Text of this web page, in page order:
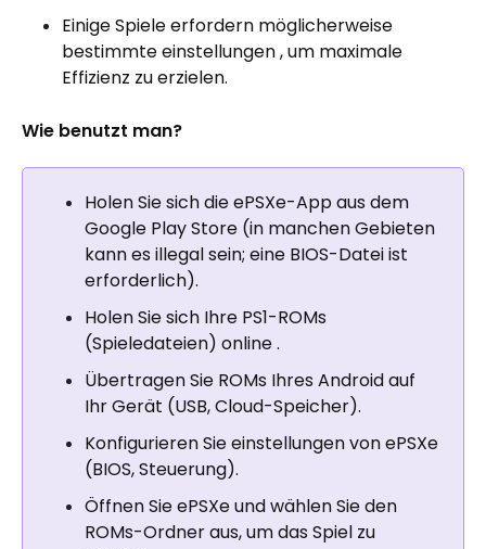
Einige Spiele erfordern möglicherweise
bestimmte einstellungen , um maximale
Effizienz zu erzielen.
Wie benutzt man?
Holen Sie sich die ePSXe-App aus dem
Google Play Store (in manchen Gebieten
kann es illegal sein; eine BIOS-Datei ist
erforderlich).
Holen Sie sich Ihre PS1-ROMs
(Spieledateien) online .
Übertragen Sie ROMs Ihres Android auf
Ihr Gerät (USB, Cloud-Speicher).
Konfigurieren Sie einstellungen von ePSXe
(BIOS, Steuerung).
Öffnen Sie ePSXe und wählen Sie den
ROMs-Ordner aus, um das Spiel zu